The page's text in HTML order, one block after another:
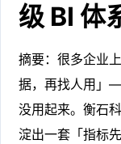
级 BI 体
摘要：很多企业
据，再找人用」
没用起来。衡石
淀出一套「指标